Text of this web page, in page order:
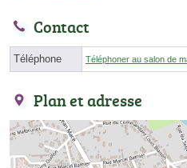
Contact
Téléphone Téléphoner au salon de
Plan et adresse